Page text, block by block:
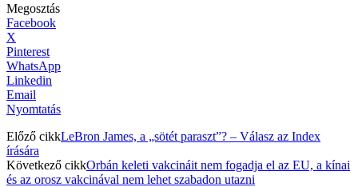
Megosztás
Facebook
X
Pinterest
WhatsApp
Linkedin
Email
Nyomtatás
Előző cikkLeBron James, a „sötét paraszt”? – Válasz az Index
írására
Következő cikkOrbán keleti vakcináit nem fogadja el az EU, a kínai
és az orosz vakcinával nem lehet szabadon utazni